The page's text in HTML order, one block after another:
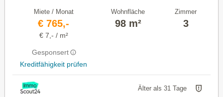
Miete / Monat
€ 765,-
€ 7,- / m²
Gesponsert
Kreditfähigkeit prüfen
Wohnfläche
98 m²
Zimmer
3
Älter als 31 Tage